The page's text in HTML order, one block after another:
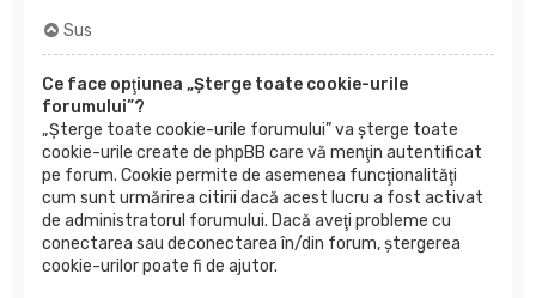
Sus
Ce face opţiunea „Şterge toate cookie-urile
forumului”?
„Şterge toate cookie-urile forumului” va şterge toate
cookie-urile create de phpBB care vă menţin autentificat
pe forum. Cookie permite de asemenea funcţionalităţi
cum sunt urmărirea citirii dacă acest lucru a fost activat
de administratorul forumului. Dacă aveţi probleme cu
conectarea sau deconectarea în/din forum, ştergerea
cookie-urilor poate fi de ajutor.